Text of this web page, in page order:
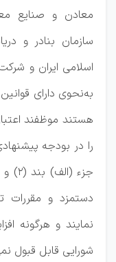
معادن و صنایع
سازمان بنادر و
اسلامی ایران و
به‌نحوی دارای
هستند موظفند
جزء
دستمزد و
نمایند و هرگونه
شورایی قابل قبول